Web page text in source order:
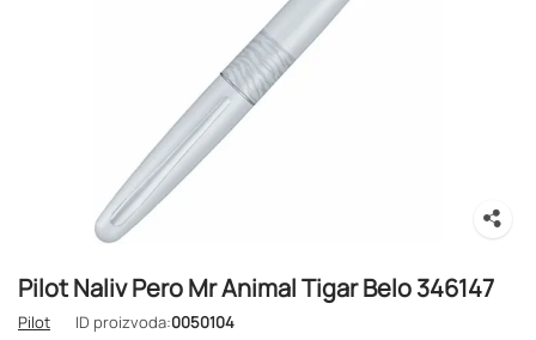
Pilot Naliv Pero Mr Animal Tigar Belo 346147
Pilot ID proizvoda:0050104